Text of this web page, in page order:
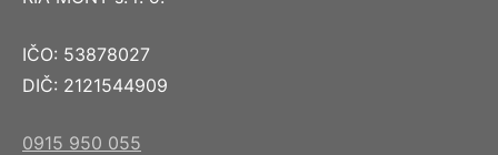
IČO: 53878027
DIČ: 2121544909
0915 950 055